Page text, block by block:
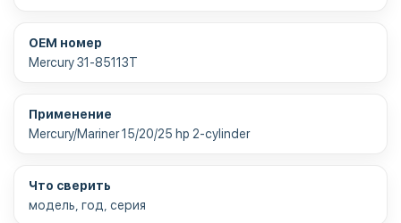
OEM номер
Mercury 31-85113T
Применение
Mercury/Mariner 15/20/25 hp 2-cylinder
Что сверить
модель, год, серия